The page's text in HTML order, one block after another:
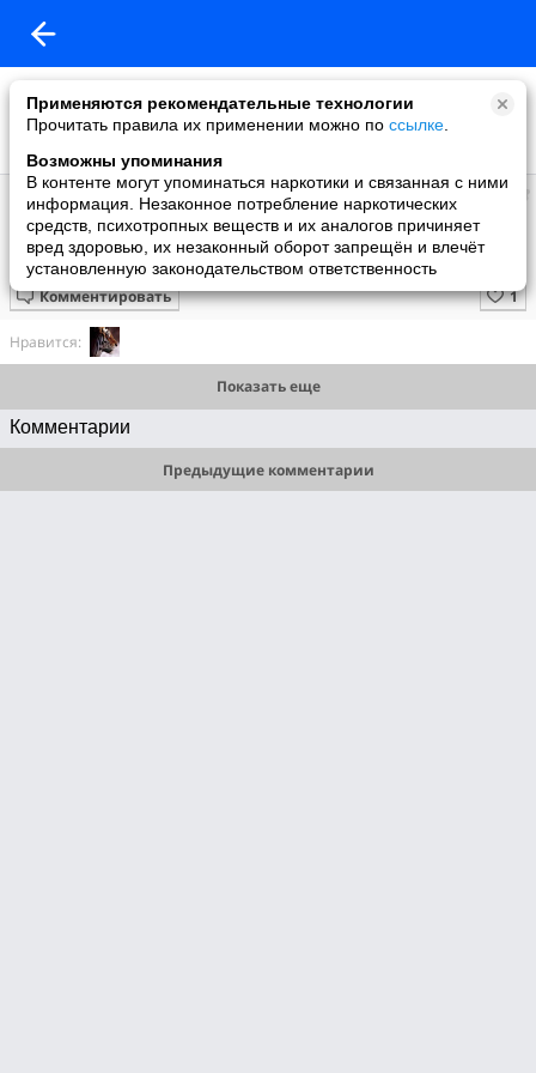
Применяются рекомендательные технологии
Прочитать правила их применении можно по ссылке
Возможны упоминания
В контенте могут упоминаться наркотики и связанная с ними
информация. Незаконное потребление наркотических
средств, психотропных веществ и их аналогов причиняет
вред здоровью, их незаконный оборот запрещён и влечёт
установленную законодательством ответственность
Супер топ
добавил видео
8 июня
Как это сделано. Изюм
Комментировать
Нравится:
Показать еще
Комментарии
Предыдущие комментарии